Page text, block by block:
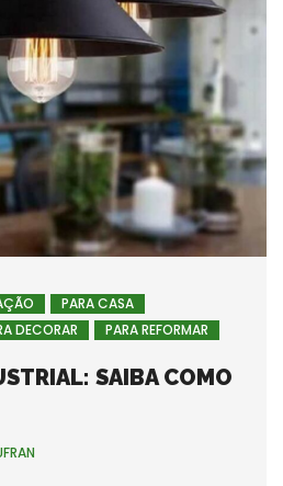
PARA CASA
DECORAR PARA REFORMAR
SAIBA COMO